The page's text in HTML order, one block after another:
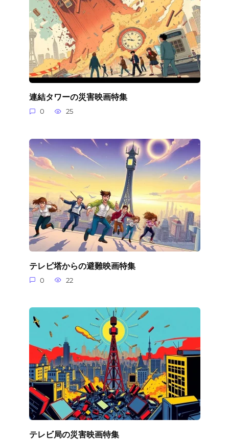
連結タワーの災害映画特集
0 25
テレビ塔からの避難映画特集
0 22
テレビ局の災害映画特集